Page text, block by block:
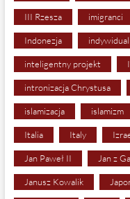
III Rzesza imigranci
Indonezja
inteligentny projekt
intronizacja Chrystusa
islamizacja islamizm
Italia Italy
Jan Paweł II Jan z
Janusz Kowalik